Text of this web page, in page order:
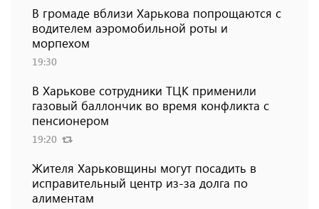
В громаде вблизи Харькова попрощаются с
водителем аэромобильной роты и
морпехом
19:30
В Харькове сотрудники ТЦК применили
газовый баллончик во время конфликта с
пенсионером
19:20
Жителя Харьковщины могут посадить в
исправительный центр из-за долга по
алиментам